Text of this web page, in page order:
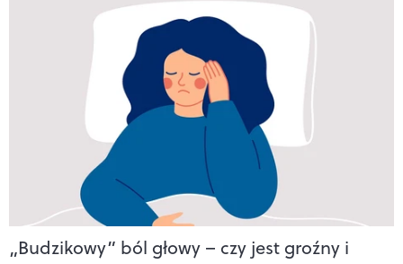
„Budzikowy” ból głowy – czy jest groźny i